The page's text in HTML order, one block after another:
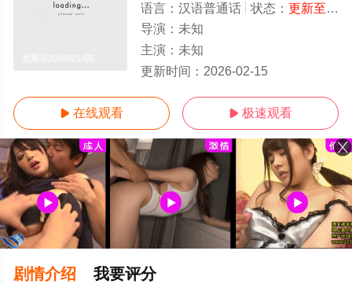
语言： 汉语普通话 状态： 更新至20260214期
导演： 未知
主演： 未知
更新时间： 2026-02-15
 在线观看  极速观看
剧情介绍 我要评分